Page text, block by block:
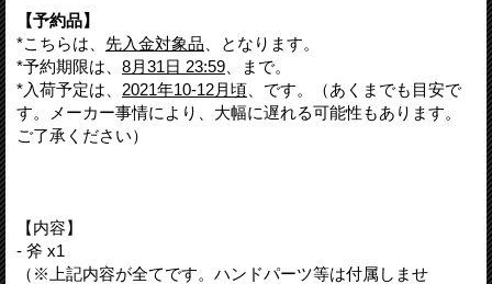
【予約品】
*こちらは、 先入金対象品 、となります。
*予約期限は、 8月31日 23:59 、まで。
*入荷予定は、 2021年10-12月頃 、です。（あくまでも目安で
す。メーカー事情により、大幅に遅れる可能性もあります。
ご了承ください）
【内容】
- 斧 x1
（※上記内容が全てです。ハンドパーツ等は付属しませ